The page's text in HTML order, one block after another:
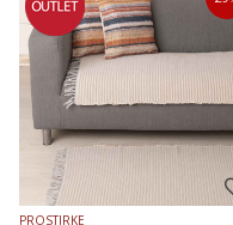
70X200
PROSTIRKE